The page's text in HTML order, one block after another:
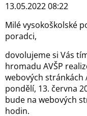
13.05.2022 08:22
Milé vysokoškolské
poradci,
dovolujeme si Vás
hromadu AVŠP
webových stránkách
pondělí, 13. června
bude na webových
hodin.